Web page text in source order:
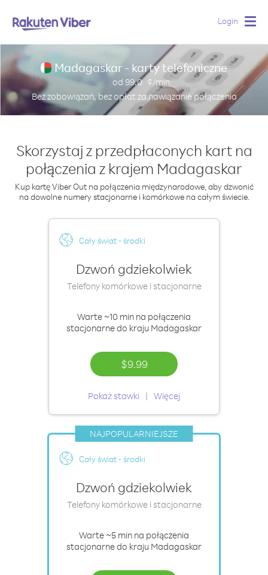
Login
Madagaskar - karty telefoniczne
od 99.0 ¢/min
Bez zobowiązań, bez opłat za nawiązanie połączenia
Skorzystaj z przedpłaconych kart na
połączenia z krajem Madagaskar
Kup kartę Viber Out na połączenia międzynarodowe, aby dzwonić
na dowolne numery stacjonarne i komórkowe na całym świecie.
Cały świat - środki
Dzwoń gdziekolwiek
Telefony komórkowe i stacjonarne
Warte ~10 min na połączenia
stacjonarne do kraju Madagaskar
$9.99
Pokaż stawki Więcej
NAJPOPULARNIEJSZE
Cały świat - środki
Dzwoń gdziekolwiek
Telefony komórkowe i stacjonarne
Warte ~5 min na połączenia
stacjonarne do kraju Madagaskar